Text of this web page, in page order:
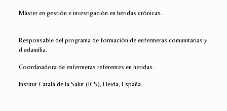
Máster en gestión e investigación en heridas crónicas.
Responsable del programa de formación de enfermeras comunitarias y
d edamília.
Coordinadora de enfermeras referentes en heridas.
Institut Català de la Salut (ICS), Lleida, España.